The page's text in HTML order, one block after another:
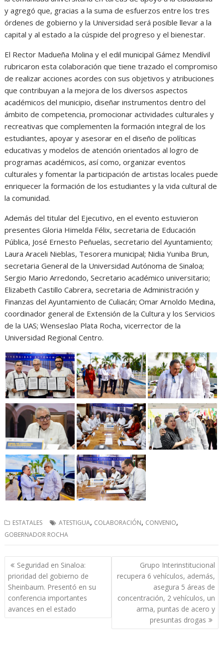
y agregó que, gracias a la suma de esfuerzos entre los tres
órdenes de gobierno y la Universidad será posible llevar a la
capital y al estado a la cúspide del progreso y el bienestar.
El Rector Madueña Molina y el edil municipal Gámez Mendívil
rubricaron esta colaboración que tiene trazado el compromiso
de realizar acciones acordes con sus objetivos y atribuciones
que contribuyan a la mejora de los diversos aspectos
académicos del municipio, diseñar instrumentos dentro del
ámbito de competencia, promocionar actividades culturales y
recreativas que complementen la formación integral de los
estudiantes, apoyar y asesorar en el diseño de políticas
educativas y modelos de atención orientados al logro de
programas académicos, así como, organizar eventos
culturales y fomentar la participación de artistas locales puede
enriquecer la formación de los estudiantes y la vida cultural de
la comunidad.
Además del titular del Ejecutivo, en el evento estuvieron
presentes Gloria Himelda Félix, secretaria de Educación
Pública, José Ernesto Peñuelas, secretario del Ayuntamiento;
Laura Araceli Nieblas, Tesorera municipal; Nidia Yuniba Brun,
secretaria General de la Universidad Autónoma de Sinaloa;
Sergio Mario Arredondo, Secretario académico universitario;
Elizabeth Castillo Cabrera, secretaria de Administración y
Finanzas del Ayuntamiento de Culiacán; Omar Arnoldo Medina,
coordinador general de Extensión de la Cultura y los Servicios
de la UAS; Wenseslao Plata Rocha, vicerrector de la
Universidad Regional Centro.
ESTATALES ATESTIGUA, COLABORACIÓN, CONVENIO,
GOBERNADOR ROCHA
Navegación
de
entradas
Seguridad en Sinaloa:
prioridad del gobierno de
Sheinbaum. Presentó en su
conferencia importantes
avances en el estado
Grupo Interinstitucional
recupera 6 vehículos, además,
asegura 5 áreas de
concentración, 2 vehículos, un
arma, puntas de acero y
presuntas drogas